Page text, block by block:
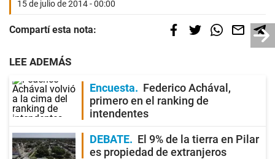
15 de julio de 2014 - 00:00
Compartí esta nota:
LEE ADEMÁS
Encuesta
Federico Achával,
primero en el ranking de
intendentes
DEBATE
El 9% de la tierra en Pilar
es propiedad de extranjeros